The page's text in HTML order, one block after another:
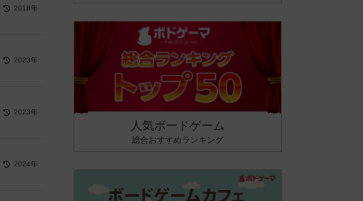
2018年
2023年
2023年
2024年
人気ボードゲーム
総合おすすめランキング